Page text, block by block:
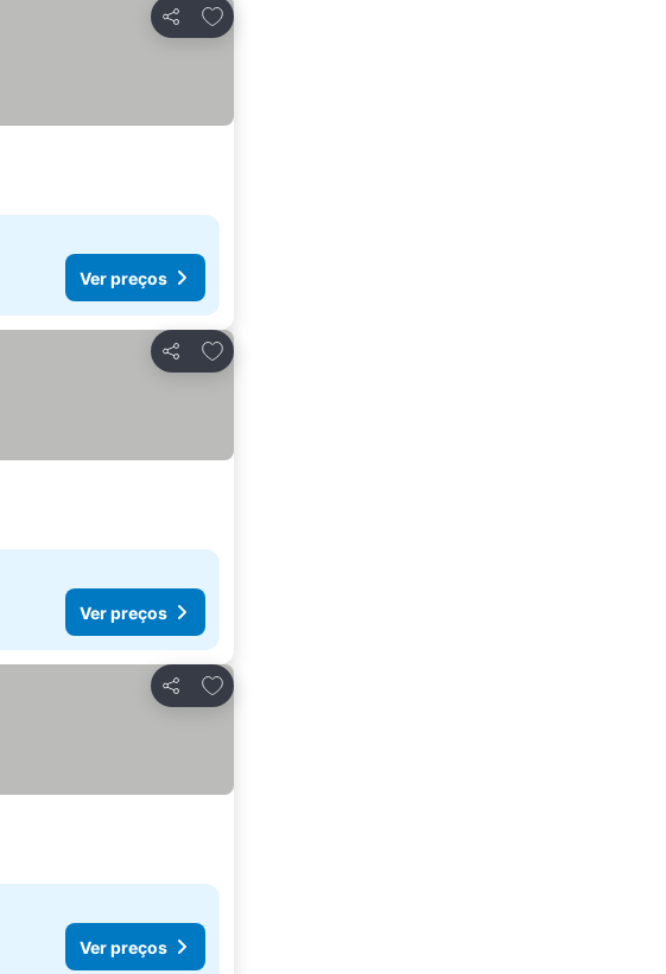
Partilhar
Adicionar aos favoritos
Ver preços
Partilhar
Adicionar aos favoritos
Ver preços
Partilhar
Adicionar aos favoritos
Ver preços